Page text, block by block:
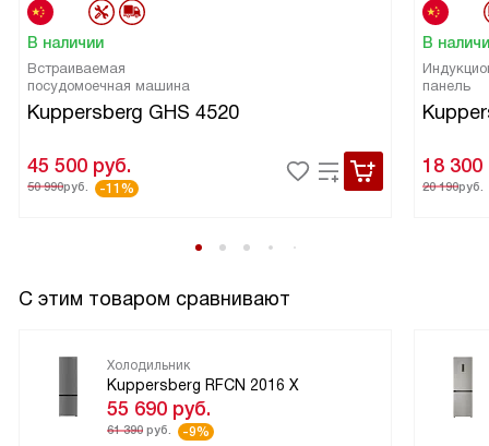
В наличии
Встраиваемая
посудомоечная машина
Kuppersberg GHS 4520
45 500 руб.
50 990руб. -11%
В
панель
18 300
20 190руб.
С этим товаром сравнивают
Холодильник
Kuppersberg RFCN 2016 X
55 690 руб.
61 390 руб. -9%